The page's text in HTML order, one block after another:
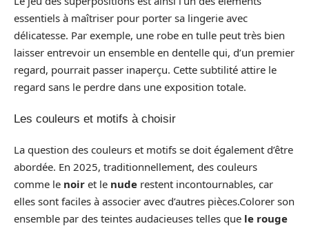
essentiels à maîtriser pour porter sa lingerie avec
délicatesse. Par exemple, une robe en tulle peut très bien
laisser entrevoir un ensemble en dentelle qui, d’un premier
regard, pourrait passer inaperçu. Cette subtilité attire le
regard sans le perdre dans une exposition totale.
Les couleurs et motifs à choisir
La question des couleurs et motifs se doit également d’être
abordée. En 2025, traditionnellement, des couleurs
comme le noir et le nude restent incontournables, car
elles sont faciles à associer avec d’autres pièces.Colorer son
ensemble par des teintes audacieuses telles que le rouge